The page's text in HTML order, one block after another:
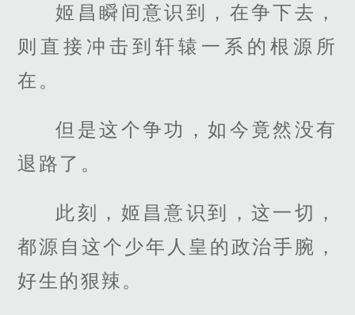
姬昌瞬间意识到，在争下去，
则直接冲击到轩辕一系的根源所
在。
但是这个争功，如今竟然没有
退路了。
此刻，姬昌意识到，这一切，
都源自这个少年人皇的政治手腕，
好生的狠辣。